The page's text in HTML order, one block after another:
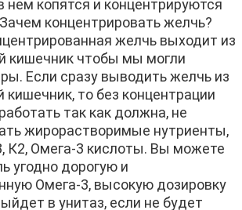
нем копятся и концентрируются
концентрировать желчь?
желчь выходит из
кишечник чтобы мы могли
Если сразу выводить желчь из
кишечник, то без концентрации
так как должна, не
жирорастворимые нутриенты,
К2, Омега-3 кислоты. Вы можете
угодно дорогую и
Омега-3, высокую дозировку
в унитаз, если не будет